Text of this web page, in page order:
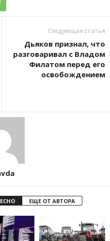
Следующая статья
Дьяков признал, что
разговаривал с Владом
Филатом перед его
освобождением
ЕЩЕ ОТ АВТОРА